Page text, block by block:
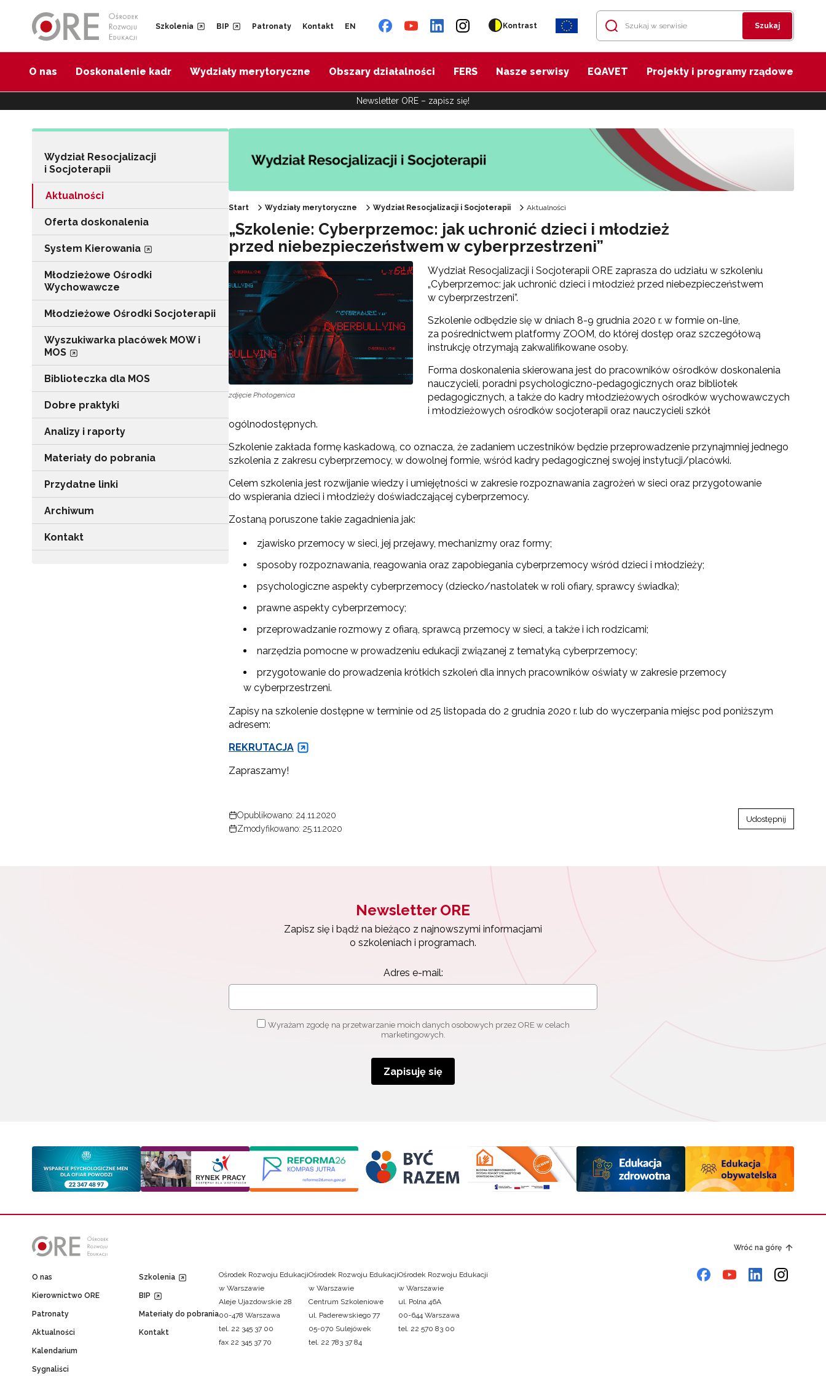
Szkolenia BIP Patronaty Kontakt EN Kontrast Szukaj
O nas Doskonalenie kadr Wydziały merytoryczne Obszary działalności FERS Nasze serwisy EQAVET Projekty i programy rządowe
Newsletter ORE – zapisz się!
Wydział Resocjalizacji
i Socjoterapii
Aktualności
Oferta doskonalenia
System Kierowania
Młodzieżowe Ośrodki
Wychowawcze
Młodzieżowe Ośrodki Socjoterapii
Wyszukiwarka placówek MOW i
MOS
Biblioteczka dla MOS
Dobre praktyki
Analizy i raporty
Materiały do pobrania
Przydatne linki
Archiwum
Kontakt
Start Wydziały merytoryczne Wydział Resocjalizacji i Socjoterapii Aktualności
„Szkolenie: Cyberprzemoc: jak uchronić dzieci i młodzież
przed niebezpieczeństwem w cyberprzestrzeni”
zdjęcie Photogenica
Wydział Resocjalizacji i Socjoterapii ORE zaprasza do udziału w szkoleniu
„Cyberprzemoc: jak uchronić dzieci i młodzież przed niebezpieczeństwem
w cyberprzestrzeni”.
Szkolenie odbędzie się w dniach 8-9 grudnia 2020 r. w formie on-line,
za pośrednictwem platformy ZOOM, do której dostęp oraz szczegółową
instrukcję otrzymają zakwalifikowane osoby.
Forma doskonalenia skierowana jest do pracowników ośrodków doskonalenia
nauczycieli, poradni psychologiczno-pedagogicznych oraz bibliotek
pedagogicznych, a także do kadry młodzieżowych ośrodków wychowawczych
i młodzieżowych ośrodków socjoterapii oraz nauczycieli szkół
ogólnodostępnych.
Szkolenie zakłada formę kaskadową, co oznacza, że zadaniem uczestników będzie przeprowadzenie przynajmniej jednego
szkolenia z zakresu cyberprzemocy, w dowolnej formie, wśród kadry pedagogicznej swojej instytucji/placówki.
Celem szkolenia jest rozwijanie wiedzy i umiejętności w zakresie rozpoznawania zagrożeń w sieci oraz przygotowanie
do wspierania dzieci i młodzieży doświadczającej cyberprzemocy.
Zostaną poruszone takie zagadnienia jak:
zjawisko przemocy w sieci, jej przejawy, mechanizmy oraz formy;
sposoby rozpoznawania, reagowania oraz zapobiegania cyberprzemocy wśród dzieci i młodzieży;
psychologiczne aspekty cyberprzemocy (dziecko/nastolatek w roli ofiary, sprawcy świadka);
prawne aspekty cyberprzemocy;
przeprowadzanie rozmowy z ofiarą, sprawcą przemocy w sieci, a także i ich rodzicami;
narzędzia pomocne w prowadzeniu edukacji związanej z tematyką cyberprzemocy;
przygotowanie do prowadzenia krótkich szkoleń dla innych pracowników oświaty w zakresie przemocy
w cyberprzestrzeni.
Zapisy na szkolenie dostępne w terminie od 25 listopada do 2 grudnia 2020 r. lub do wyczerpania miejsc pod poniższym
adresem:
REKRUTACJA
Zapraszamy!
Opublikowano: 24.11.2020
Zmodyfikowano: 25.11.2020
Udostępnij
Newsletter ORE
Zapisz się i bądź na bieżąco z najnowszymi informacjami
o szkoleniach i programach.
Adres e-mail:
Wyrażam zgodę na przetwarzanie moich danych osobowych przez ORE w celach
marketingowych.
Zapisuję się
Wróć na górę
O nas
Kierownictwo ORE
Patronaty
Aktualności
Kalendarium
Sygnaliści
Szkolenia
BIP
Materiały do pobrania
Kontakt
Ośrodek Rozwoju Edukacji
w Warszawie
Aleje Ujazdowskie 28
00-478 Warszawa
tel. 22 345 37 00
fax 22 345 37 70
Ośrodek Rozwoju Edukacji
w Warszawie
Centrum Szkoleniowe
ul. Paderewskiego 77
05-070 Sulejówek
tel. 22 783 37 84
Ośrodek Rozwoju Edukacji
w Warszawie
ul. Polna 46A
00-644 Warszawa
tel. 22 570 83 00
Newsletter ORE
Zapisz się i bądź na bieżąco z najnowszymi informacjami
Adres e-mail:
celach marketingowych.